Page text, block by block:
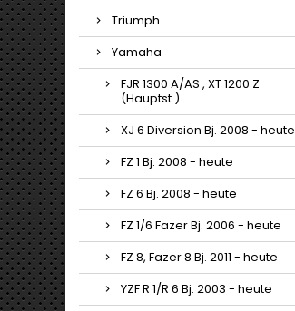
Triumph
Yamaha
FJR 1300 A/AS , XT 1200 Z
(Hauptst.)
XJ 6 Diversion Bj. 2008 - heute
FZ 1 Bj. 2008 - heute
FZ 6 Bj. 2008 - heute
FZ 1/6 Fazer Bj. 2006 - heute
FZ 8, Fazer 8 Bj. 2011 - heute
YZF R 1/R 6 Bj. 2003 - heute